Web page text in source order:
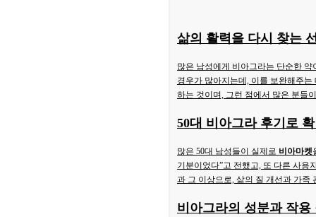
삶의 활력을 다시 찾는
많은 남성에게 비아그라는 단순한
경우가 많아지는데, 이를 보완해주
하는 것이며, 그런 점에서 많은 분들
50대 비아그라 후기 로
많은 50대 남성들이 실제로 비아마켓
기분이었다”고 전했고, 또 다른 사용
과 그 이상으로, 삶의 질 개선과 가족
비아그라의 성분과 작용